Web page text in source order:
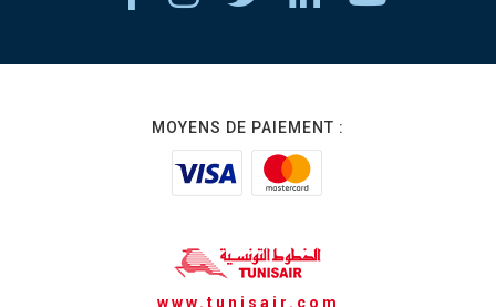
MOYENS DE PAIEMENT :
www.tunisair.com